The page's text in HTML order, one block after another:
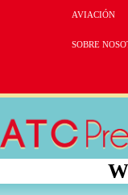
AVIACIÓN
SOBRE